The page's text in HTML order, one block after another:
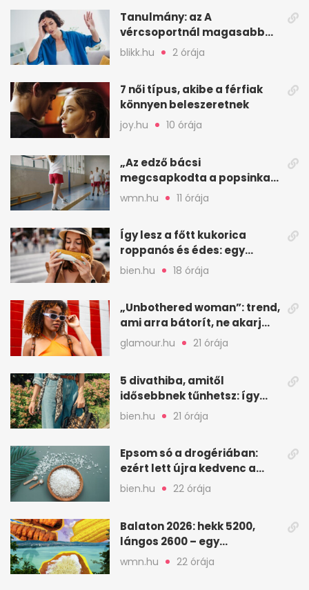
Tanulmány: az A
vércsoportnál magasabb
lehet a korai sztrók
blikk.hu 2 órája
7 női típus, akibe a férfiak
könnyen beleszeretnek
joy.hu 10 órája
„Az edző bácsi
megcsapkodta a popsinkat”
– Klára nyári táboros
wmn.hu 11 órája
Így lesz a főtt kukorica
roppanós és édes: egy
zöldséges trükkje
bien.hu 18 órája
„Unbothered woman”: trend,
ami arra bátorít, ne akarj
mindenkinek megfelelni
glamour.hu 21 órája
5 divathiba, amitől
idősebbnek tűnhetsz: így
frissíts a megjelenéseden
bien.hu 21 órája
Epsom só a drogériában:
ezért lett újra kedvenc a
magnézium-szulfát
bien.hu 22 órája
Balaton 2026: hekk 5200,
lángos 2600 – egy
strandnap gyorsan tízezres
wmn.hu 22 órája